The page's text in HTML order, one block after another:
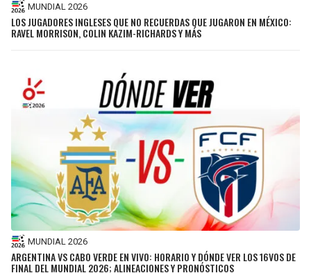
MUNDIAL 2026
LOS JUGADORES INGLESES QUE NO RECUERDAS QUE JUGARON EN MÉXICO:
RAVEL MORRISON, COLIN KAZIM-RICHARDS Y MÁS
MUNDIAL 2026
ARGENTINA VS CABO VERDE EN VIVO: HORARIO Y DÓNDE VER LOS 16VOS DE
FINAL DEL MUNDIAL 2026; ALINEACIONES Y PRONÓSTICOS